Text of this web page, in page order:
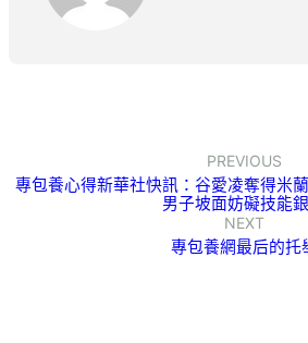
PREVIOUS
專包養心得新華社快訊：谷愛凌奪得米
男子坡面妨礙技能
NEXT
專包養網最后的托